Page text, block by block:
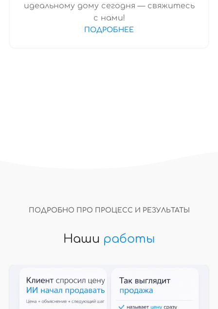
идеальному дому сегодня — свяжитесь
с нами!
ПОДРОБНЕЕ
ПОДРОБНО ПРО ПРОЦЕСС И РЕЗУЛЬТАТЫ
Наши работы